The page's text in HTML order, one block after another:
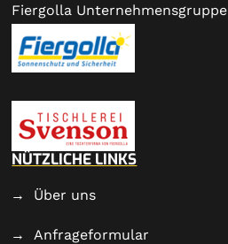
Fiergolla Unternehmensgruppe
NÜTZLICHE LINKS
Über uns
Anfrageformular